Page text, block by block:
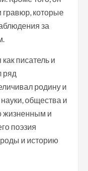
гравюр, которые
за
писатель и
ряд
родину и
общества и
жизненным и
поэзия
и историю